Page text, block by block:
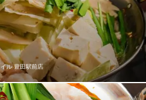
ル 豊田駅前店